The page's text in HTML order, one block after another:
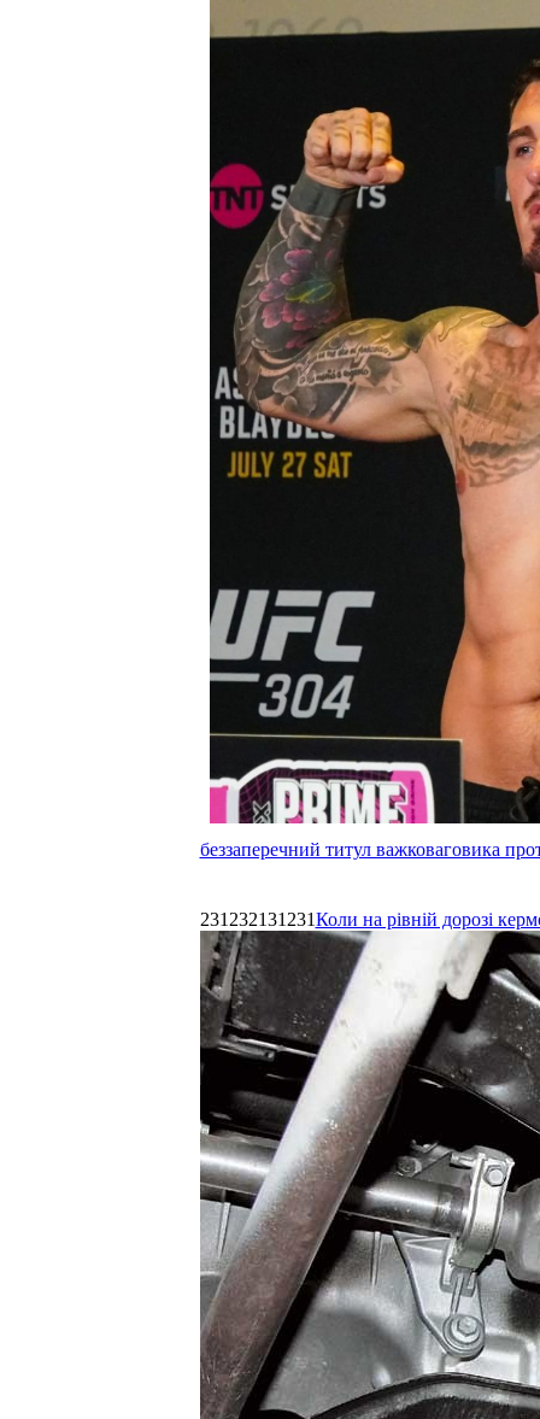
беззаперечний титул важковаговика
231232131231Коли на рівній дорозі